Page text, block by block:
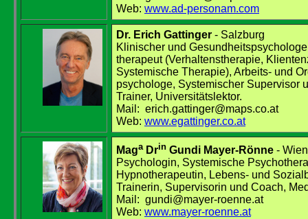
Web: www.ad-personam.com
Dr. Erich Gattinger - Salzburg
Klinischer und
therapeut (Verhaltenstherapie,
Systemische Therapie), Arbeits- und
psychologe, Systemischer Supervisor
Trainer, Universitätslektor.
Mail: erich.gattinger@maps.co.at
Web: www.egattinger.co.at
MagaDrin Gundi Mayer-Rönne - Wien
Psychologin, Systemische
Hypnotherapeutin, Lebens- und
Trainerin, Supervisorin und Coach,
Mail: gundi@mayer-roenne.at
Web: www.mayer-roenne.at